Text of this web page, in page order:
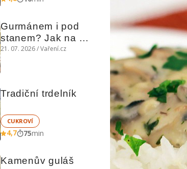
Gurmánem i pod
stanem? Jak na
polní kuchyni a na
21. 07. 2026 / Vaření.cz
Tradiční trdelník
CUKROVÍ
4,7 75min
Kamenův guláš